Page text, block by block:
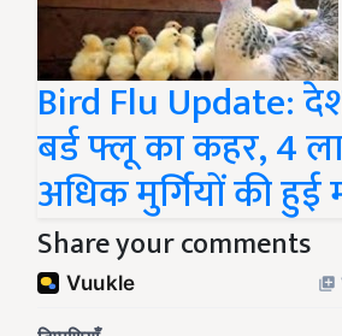
Bird Flu Update:
बर्ड फ्लू का कहर, 4
अधिक मुर्गियों की हुई
Share your comments